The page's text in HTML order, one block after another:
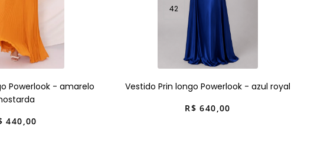
Powerlook - amarelo
440,00
42
Vestido Prin longo Powerlook - azul royal
R$ 640,00